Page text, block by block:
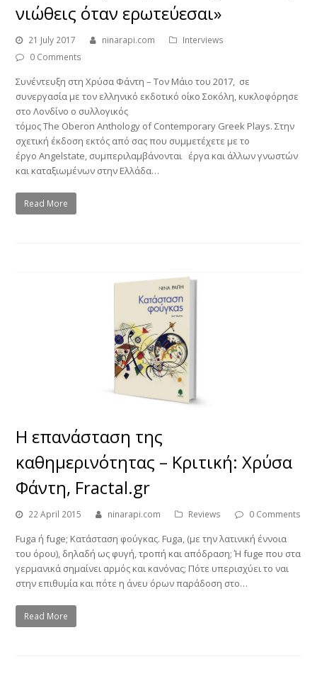
νιώθεις όταν ερωτεύεσαι»
21 July 2017 ninarapi.com
Interviews
0 Comments
Συνέντευξη στη Χρύσα Φάντη – Τον Μάιο του 2017, σε
συνεργασία με τον ελληνικό εκδοτικό οίκο Σοκόλη, κυκλοφόρησε
στο Λονδίνο ο συλλογικός
τόμος The Oberon Anthology of Contemporary Greek Plays. Στην
σχετική έκδοση εκτός από σας που συμμετέχετε με το
έργο Angelstate, συμπεριλαμβάνονται έργα και άλλων γνωστών
και καταξιωμένων στην Ελλάδα…
Read More
Η επανάσταση της
καθημερινότητας – Κριτική: Χρύσα
Φάντη, Fractal.gr
22 April 2015 ninarapi.com Reviews 0 Comments
Fuga ή fuge; Κατάσταση φούγκας. Fuga, (με την λατινική έννοια
του όρου), δηλαδή ως φυγή, τροπή και απόδραση; Ή fuge που στα
γερμανικά σημαίνει αρμός και κανόνας; Πότε υπερισχύει το ναι
στην επιθυμία και πότε η άνευ όρων παράδοση στο…
Read More